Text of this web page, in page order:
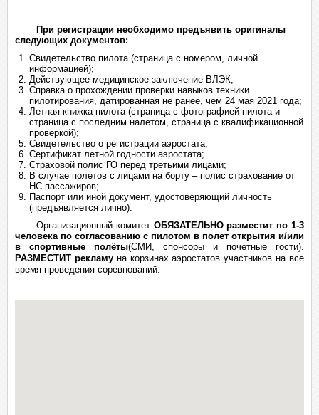
При регистрации необходимо предъявить оригиналы
следующих документов:
Свидетельство пилота (страница с номером, личной
информацией);
Действующее медицинское заключение ВЛЭК;
Справка о прохождении проверки навыков техники
пилотирования, датированная не ранее, чем 24 мая 2021 года;
Летная книжка пилота (страница с фотографией пилота и
страница с последним налетом, страница с квалификационной
проверкой);
Свидетельство о регистрации аэростата;
Сертификат летной годности аэростата;
Страховой полис ГО перед третьими лицами;
В случае полетов с лицами на борту – полис страхование от
НС пассажиров;
Паспорт или иной документ, удостоверяющий личность
(предъявляется лично).
Организационный комитет ОБЯЗАТЕЛЬНО разместит по 1-3
человека по согласованию с пилотом в полет открытия и/или
в спортивные полёты(СМИ, спонсоры и почетные гости).
РАЗМЕСТИТ рекламу на корзинах аэростатов участников на все
время проведения соревнований.